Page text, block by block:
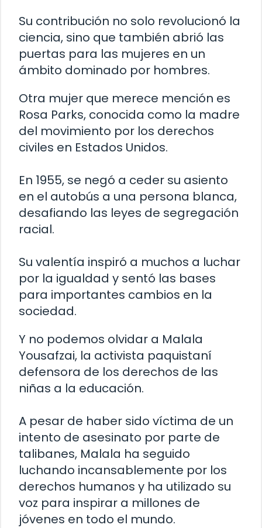
Su contribución no solo revolucionó la
ciencia, sino que también abrió las
puertas para las mujeres en un
ámbito dominado por hombres.
Otra mujer que merece mención es
Rosa Parks, conocida como la madre
del movimiento por los derechos
civiles en Estados Unidos.
En 1955, se negó a ceder su asiento
en el autobús a una persona blanca,
desafiando las leyes de segregación
racial.
Su valentía inspiró a muchos a luchar
por la igualdad y sentó las bases
para importantes cambios en la
sociedad.
Y no podemos olvidar a Malala
Yousafzai, la activista paquistaní
defensora de los derechos de las
niñas a la educación.
A pesar de haber sido víctima de un
intento de asesinato por parte de
talibanes, Malala ha seguido
luchando incansablemente por los
derechos humanos y ha utilizado su
voz para inspirar a millones de
jóvenes en todo el mundo.